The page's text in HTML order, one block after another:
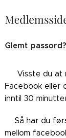
Glemt passord?
👉🏼Visste du
Facebook eller
inntil 30
👉🏼Så har du
mellom